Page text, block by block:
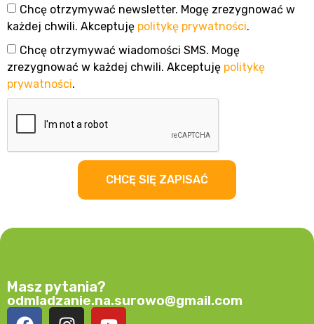
Chcę otrzymywać newsletter. Mogę zrezygnować w
każdej chwili. Akceptuję politykę prywatności.
Chcę otrzymywać wiadomości SMS. Mogę
zrezygnować w każdej chwili. Akceptuję politykę
prywatności.
CHCĘ SIĘ ZAPISAĆ
Masz pytania?
odmladzanie.na.surowo@gmail.com